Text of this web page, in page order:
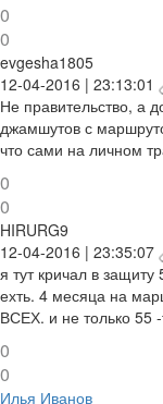
0
0
evgesha1805
12-04-2016 | 23:13:01
Не правительство, а
джамшутов с
что сами на личном
0
0
HIRURG9
12-04-2016 | 23:35:07
я тут кричал в
ехть. 4 месяца на
ВСЕХ. и не только 55
0
0
Илья Иванов